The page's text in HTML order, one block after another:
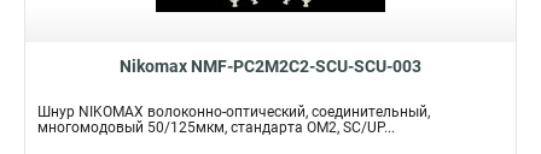
Nikomax NMF-PC2M2C2-SCU-SCU-003
Шнур NIKOMAX волоконно-оптический, соединительный,
многомодовый 50/125мкм, стандарта ОМ2, SC/UP...